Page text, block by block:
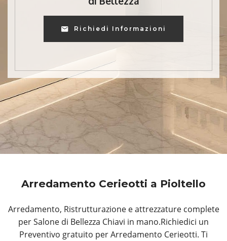
Richiedi Informazioni
Arredamento Cerieotti a Pioltello
Arredamento, Ristrutturazione e attrezzature complete
per Salone di Bellezza Chiavi in mano.Richiedici un
Preventivo gratuito per Arredamento Cerieotti. Ti